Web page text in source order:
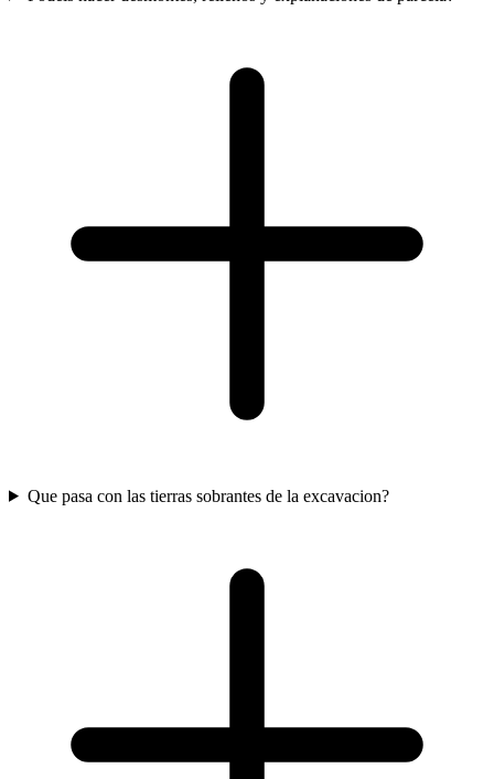
Que pasa con las tierras sobrantes de la excavacion?